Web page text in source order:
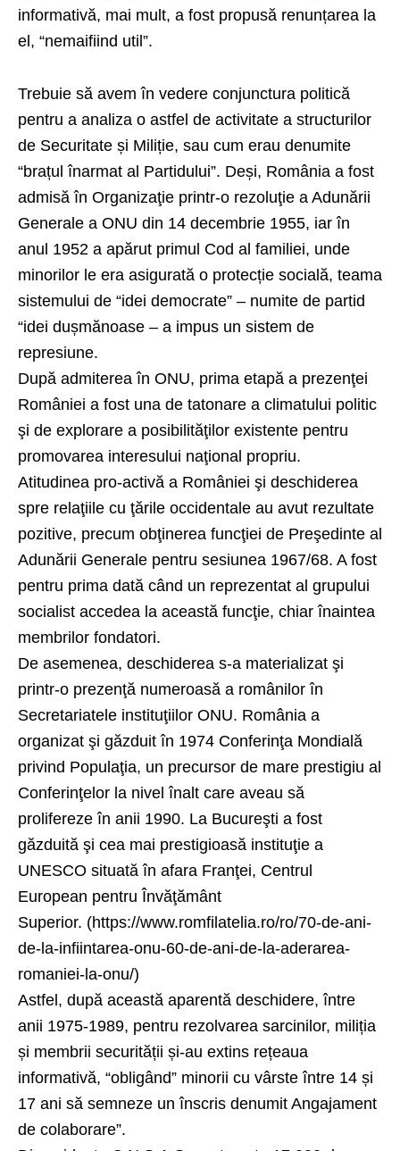
informativă, mai mult, a fost propusă renunțarea la
el, “nemaifiind util”.
Trebuie să avem în vedere conjunctura politică
pentru a analiza o astfel de activitate a structurilor
de Securitate și Miliție, sau cum erau denumite
“brațul înarmat al Partidului”. Deși, România a fost
admisă în Organizaţie printr-o rezoluţie a Adunării
Generale a ONU din 14 decembrie 1955, iar în
anul 1952 a apărut primul Cod al familiei, unde
minorilor le era asigurată o protecție socială, teama
sistemului de “idei democrate” – numite de partid
“idei dușmănoase – a impus un sistem de
represiune.
După admiterea în ONU, prima etapă a prezenţei
României a fost una de tatonare a climatului politic
şi de explorare a posibilităţilor existente pentru
promovarea interesului naţional propriu.
Atitudinea pro-activă a României şi deschiderea
spre relaţiile cu ţările occidentale au avut rezultate
pozitive, precum obţinerea funcţiei de Preşedinte al
Adunării Generale pentru sesiunea 1967/68. A fost
pentru prima dată când un reprezentat al grupului
socialist accedea la această funcţie, chiar înaintea
membrilor fondatori.
De asemenea, deschiderea s-a materializat şi
printr-o prezenţă numeroasă a românilor în
Secretariatele instituţiilor ONU. România a
organizat şi găzduit în 1974 Conferinţa Mondială
privind Populaţia, un precursor de mare prestigiu al
Conferinţelor la nivel înalt care aveau să
prolifereze în anii 1990. La Bucureşti a fost
găzduită şi cea mai prestigioasă instituţie a
UNESCO situată în afara Franţei, Centrul
European pentru Învăţământ
Superior. (https://www.romfilatelia.ro/ro/70-de-ani-
de-la-infiintarea-onu-60-de-ani-de-la-aderarea-
romaniei-la-onu/)
Astfel, după această aparentă deschidere, între
anii 1975-1989, pentru rezolvarea sarcinilor, miliția
și membrii securității și-au extins rețeaua
informativă, “obligând” minorii cu vârste între 14 și
17 ani să semneze un înscris denumit Angajament
de colaborare”.